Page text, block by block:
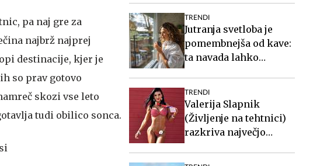
pa naj gre za
najbrž najprej
destinacije, kjer je
so prav gotovo
skozi vse leto
tudi obilico sonca.
TRENDI
Jutranja svetloba je
pomembnejša od kave:
ta navada lahko
TRENDI
Valerija Slapnik
(Življenje na tehtnici)
razkriva največjo